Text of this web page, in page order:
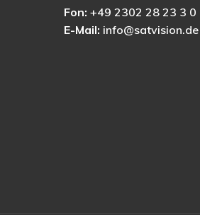
Fon: +49 2302 28 23 3 0
E-Mail: info@satvision.de